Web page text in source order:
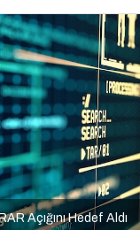
Açığını Hedef Aldı